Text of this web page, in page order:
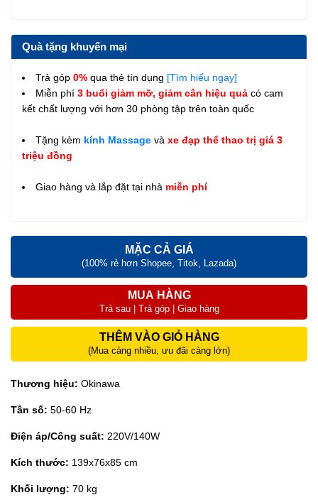
Quà tặng khuyến mại
Trả góp 0% qua thẻ tín dụng [Tìm hiểu ngay]
Miễn phí 3 buổi giảm mỡ, giảm cân hiệu quả có cam
kết chất lượng với hơn 30 phòng tập trên toàn quốc
Tặng kèm kính Massage và xe đạp thể thao trị giá 3
triệu đồng
Giao hàng và lắp đặt tại nhà miễn phí
MẶC CẢ GIÁ
(100% rẻ hơn Shopee, Titok, Lazada)
MUA HÀNG
Trả sau | Trả góp | Giao hàng
THÊM VÀO GIỎ HÀNG
(Mua càng nhiều, ưu đãi càng lớn)
Thương hiệu: Okinawa
Tần số: 50-60 Hz
Điện áp/Công suất: 220V/140W
Kích thước: 139x76x85 cm
Khối lượng: 70 kg